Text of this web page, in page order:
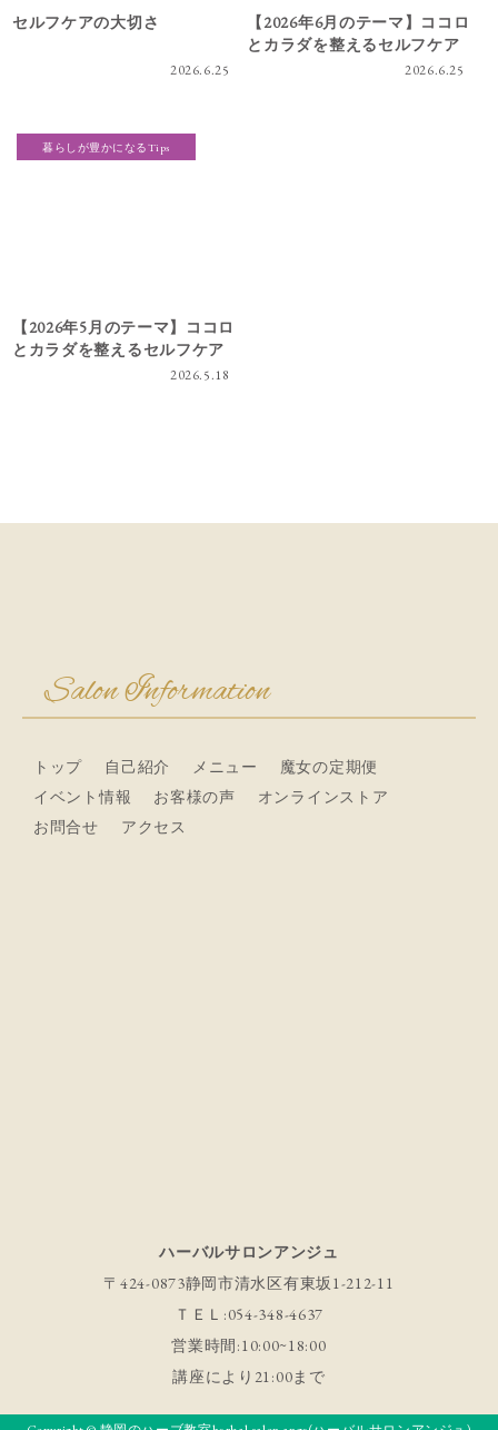
2026.6.25
セルフケアの大切さ
2026.6.25
【2026年6月のテーマ】ココロ
とカラダを整えるセルフケア
暮らしが豊かになるTips
2026.5.18
【2026年5月のテーマ】ココロ
とカラダを整えるセルフケア
Salon Information
トップ 自己紹介 メニュー
魔女の定期便
イベント情報
お客様の声
オンラインストア
お問合せ
アクセス
ハーバルサロンアンジュ
〒424-0873静岡市清水区有東坂1-212-11
ＴＥＬ:054-348-4637
営業時間:10:00~18:00
講座により21:00まで